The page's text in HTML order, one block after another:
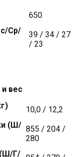
650
Ср/
39 / 34 / 27
/ 23
вес
10,0 / 12,2
(Ш/ 855 / 204 /
280
(Ш/Г/